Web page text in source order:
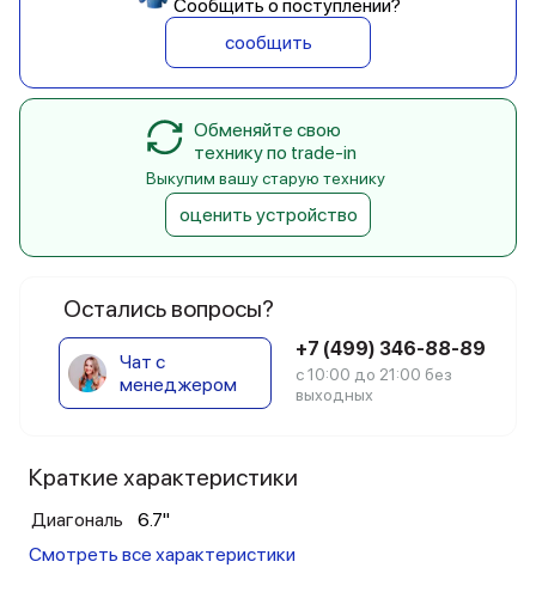
Остались вопросы?
Чат с
менеджером
+7 (499) 346-88-89
с 10:00 до 21:00 без
выходных
Краткие характеристики
Диагональ
6.7"
Смотреть все характеристики
Сообщить о поступлении?
сообщить
Обменяйте свою
технику по trade-in
Выкупим вашу старую технику
оценить устройство